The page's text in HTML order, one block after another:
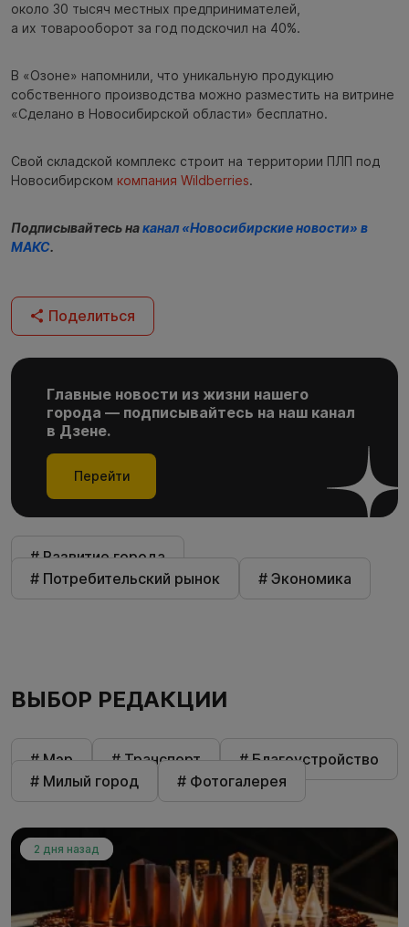
около 30 тысяч местных предпринимателей,
а их товарооборот за год подскочил на 40%.
В «Озоне» напомнили, что уникальную продукцию
собственного производства можно разместить на витрине
«Сделано в Новосибирской области» бесплатно.
Свой складской комплекс строит на территории ПЛП под
Новосибирском компания Wildberries.
Подписывайтесь наканал «Новосибирские новости» в
МАКС.
Поделиться
Главные новости из жизни нашего
города — подписывайтесь на наш канал
в Дзене.
Перейти
# Развитие города
# Потребительский рынок
# Экономика
ВЫБОР РЕДАКЦИИ
# Мэр # Транспорт
# Благоустройство
# Милый город
# Фотогалерея
2 дня назад